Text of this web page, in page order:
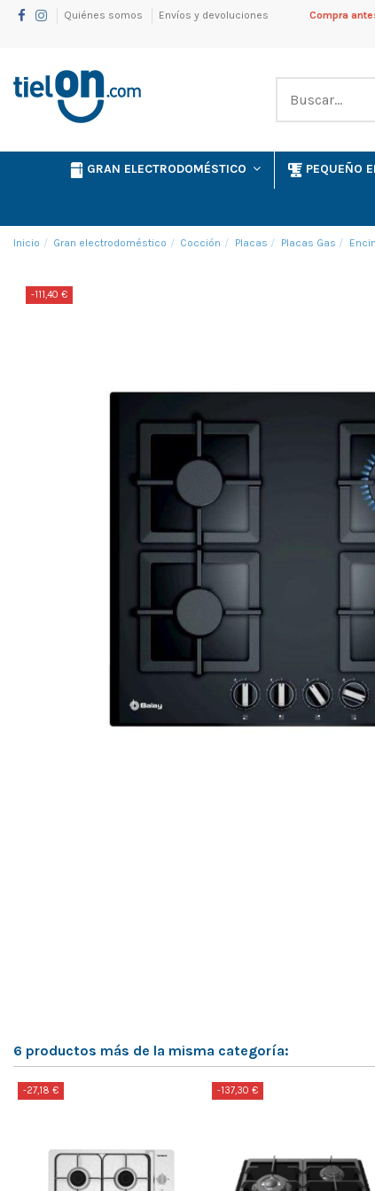
Quiénes somos Envíos y devoluciones Compra
GRAN ELECTRODOMÉSTICO PEQUEÑO
Inicio Gran electrodoméstico Cocción Placas Placas Gas
-111,40 €
6 productos más de la misma categoría:
-27,18 € -137,30 €